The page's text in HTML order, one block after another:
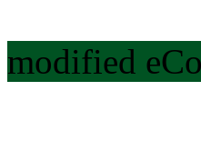
modified